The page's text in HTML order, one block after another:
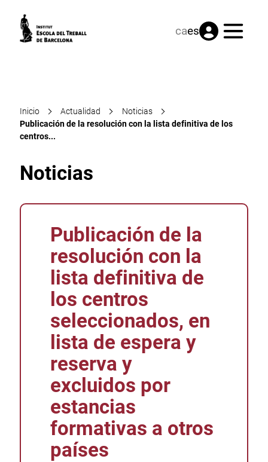
caes Menú
Inicio Actualidad
Noticias
Publicación de la resolución con la lista definitiva de los
centros...
Noticias
Publicación de la
resolución con la
lista definitiva de
los centros
seleccionados, en
lista de espera y
reserva y
excluidos por
estancias
formativas a otros
países